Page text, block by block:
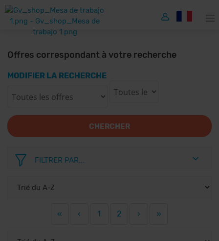
Offres correspondant à votre recherche
MODIFIER LA RECHERCHE
CHERCHER
FILTRER PAR...
« ‹ 1 2 › »